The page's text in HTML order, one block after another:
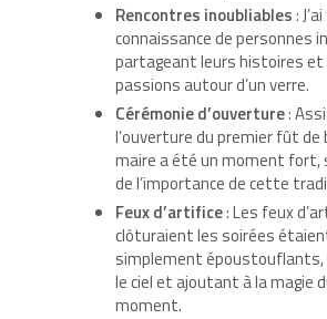
Rencontres inoubliables:
connaissance de personnes
partageant leurs histoires et
passions autour d’un verre.
Cérémonie d’ouverture:
l’ouverture du premier fût de
maire a été un moment fort,
de l’importance de cette
Feux d’artifice: Les feux
clôturaient les soirées
simplement
le ciel et ajoutant à la magie
moment.